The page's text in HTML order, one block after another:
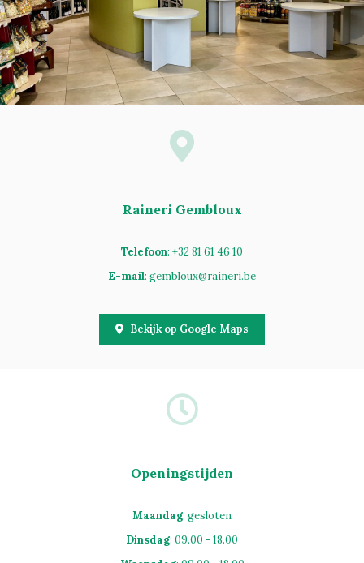
Openingstijden
Maandag: gesloten
Dinsdag: 09.00 - 18.00
Raineri Gembloux
Telefoon: +32 81 61 46 10
E-mail: gembloux@raineri.be
Bekijk op Google Maps